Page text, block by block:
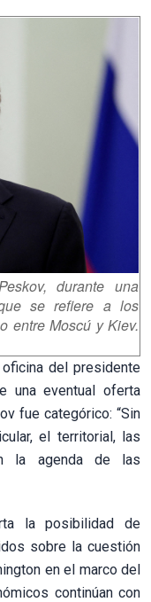
durante una
se refiere a los
entre Moscú y Kiev.
del presidente
una eventual oferta
fue categórico: “Sin
el territorial, las
la agenda de las
la posibilidad de
sobre la cuestión
en el marco del
continúan con